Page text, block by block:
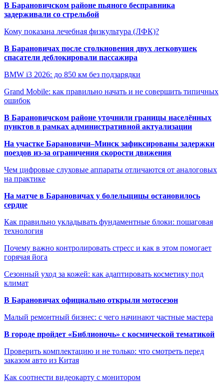
В Барановичском районе пьяного бесправника
задерживали со стрельбой
Кому показана лечебная физкультура (ЛФК)?
В Барановичах после столкновения двух легковушек
спасатели деблокировали пассажира
BMW i3 2026: до 850 км без подзарядки
Grand Mobile: как правильно начать и не совершить типичных
ошибок
В Барановичском районе уточнили границы населённых
пунктов в рамках административной актуализации
На участке Барановичи–Минск зафиксированы задержки
поездов из-за ограничения скорости движения
Чем цифровые слуховые аппараты отличаются от аналоговых
на практике
На матче в Барановичах у болельщицы остановилось
сердце
Как правильно укладывать фундаментные блоки: пошаговая
технология
Почему важно контролировать стресс и как в этом помогает
горячая йога
Сезонный уход за кожей: как адаптировать косметику под
климат
В Барановичах официально открыли мотосезон
Малый ремонтный бизнес: с чего начинают частные мастера
В городе пройдет «Библионочь» с космической тематикой
Проверить комплектацию и не только: что смотреть перед
заказом авто из Китая
Как соотнести видеокарту с монитором